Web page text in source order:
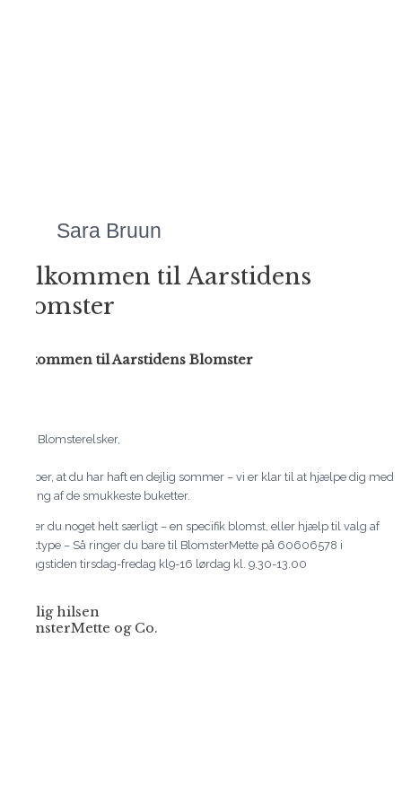
Sara Bruun
Velkommen til Aarstidens
Blomster
Velkommen til Aarstidens Blomster
Kære Blomsterelsker,
Vi håber, at du har haft en dejlig sommer – vi er klar til at hjælpe dig med
levering af de smukkeste buketter.
Ønsker du noget helt særligt – en specifik blomst, eller hjælp til valg af
bukettype – Så ringer du bare til BlomsterMette på 60606578 i
åbningstiden tirsdag-fredag kl9-16 lørdag kl. 9.30-13.00
Kærlig hilsen
BlomsterMette og Co.